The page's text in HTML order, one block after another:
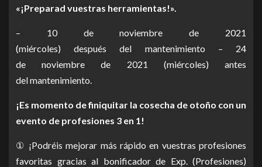
«¡Preparad vuestras herramientas!».
– 10 denoviembre de 2021
(miércoles)después del mantenimiento – 24
denoviembre de 2021 (miércoles) antes
delmantenimiento
¡Es momento de finiquitar la cosecha de otoño con un
evento de profesiones 3 en 1!
① ¡Podréis mejorar más rápido en vuestras profesiones
favoritas gracias al bonificador de Exp. (Profesiones)